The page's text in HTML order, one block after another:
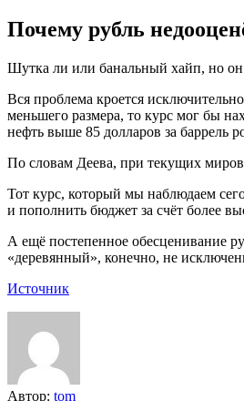
Почему рубль
Шутка ли или банальный хайп, но он
Вся проблема кроется
меньшего размера, то курс мог бы
нефть выше 85 долларов за баррель
По словам Деева, при текущих
Тот курс, который мы наблюдаем
и пополнить бюджет за счёт более
А ещё постепенное обесценивание
«деревянный», конечно, не
Источник
Автор: tom